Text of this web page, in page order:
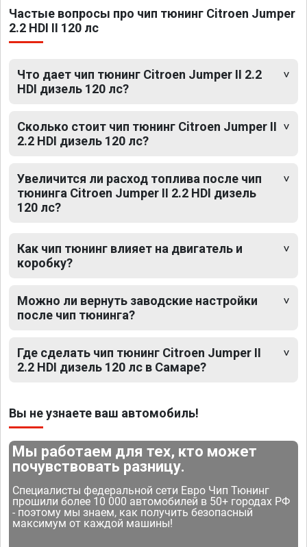
Частые вопросы про чип тюнинг Citroen Jumper
2.2 HDI II 120 лс
Что дает чип тюнинг Citroen Jumper II 2.2
HDI дизель 120 лс?
Сколько стоит чип тюнинг Citroen Jumper II
2.2 HDI дизель 120 лс?
Увеличится ли расход топлива после чип
тюнинга Citroen Jumper II 2.2 HDI дизель
120 лс?
Как чип тюнинг влияет на двигатель и
коробку?
Можно ли вернуть заводские настройки
после чип тюнинга?
Где сделать чип тюнинг Citroen Jumper II
2.2 HDI дизель 120 лс в Самаре?
Вы не узнаете ваш автомобиль!
Мы работаем для тех, кто может
почувствовать разницу.
Специалисты федеральной сети Евро Чип Тюнинг
прошили более 10 000 автомобилей в 50+ городах РФ
- поэтому мы знаем, как получить безопасный
максимум от каждой машины!